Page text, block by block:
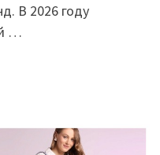
В 2026 году
…